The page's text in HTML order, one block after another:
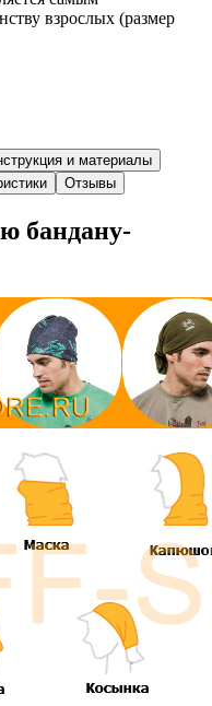
взрослых (размер
и материалы
Отзывы
бандану-